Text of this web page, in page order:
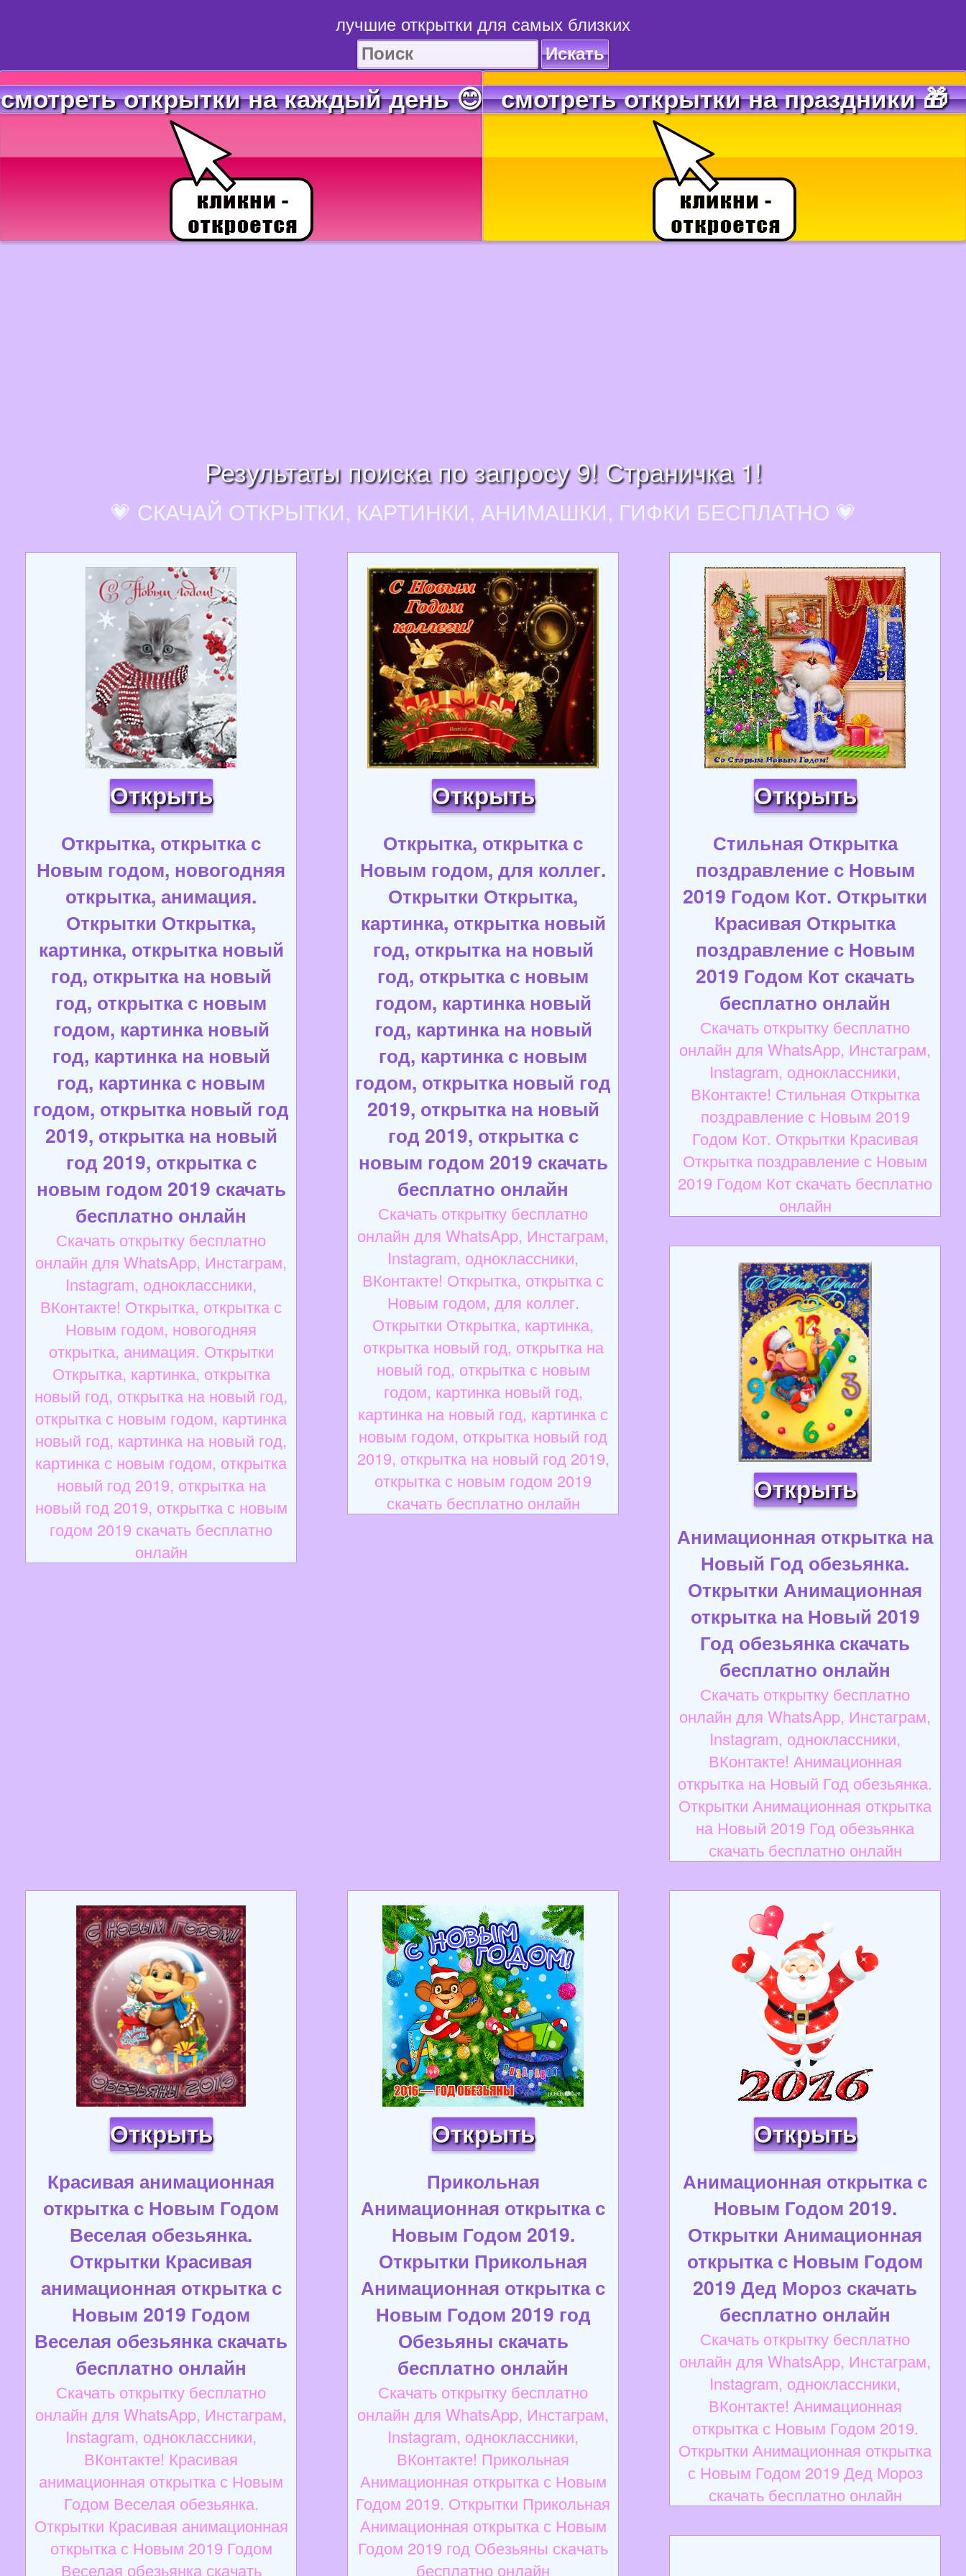
лучшие открытки для самых близких
Искать
смотреть открытки на каждый день 😊 смотреть открытки на праздники 🎁
Результаты поиска по запросу 9! Страничка 1!
💗 СКАЧАЙ ОТКРЫТКИ, КАРТИНКИ, АНИМАШКИ, ГИФКИ БЕСПЛАТНО 💗
Открыть
Открытка, открытка с
Новым годом, новогодняя
открытка, анимация.
Открытки Открытка,
картинка, открытка новый
год, открытка на новый
год, открытка с новым
годом, картинка новый
год, картинка на новый
год, картинка с новым
годом, открытка новый год
2019, открытка на новый
год 2019, открытка с
новым годом 2019 скачать
бесплатно онлайн
Скачать открытку бесплатно
онлайн для WhatsApp, Инстаграм,
Instagram, одноклассники,
ВКонтакте! Открытка, открытка с
Новым годом, новогодняя
открытка, анимация. Открытки
Открытка, картинка, открытка
новый год, открытка на новый год,
открытка с новым годом, картинка
новый год, картинка на новый год,
картинка с новым годом, открытка
новый год 2019, открытка на
новый год 2019, открытка с новым
годом 2019 скачать бесплатно
онлайн
Открыть
Открытка, открытка с
Новым годом, для коллег.
Открытки Открытка,
картинка, открытка новый
год, открытка на новый
год, открытка с новым
годом, картинка новый
год, картинка на новый
год, картинка с новым
годом, открытка новый год
2019, открытка на новый
год 2019, открытка с
новым годом 2019 скачать
бесплатно онлайн
Скачать открытку бесплатно
онлайн для WhatsApp, Инстаграм,
Instagram, одноклассники,
ВКонтакте! Открытка, открытка с
Новым годом, для коллег.
Открытки Открытка, картинка,
открытка новый год, открытка на
новый год, открытка с новым
годом, картинка новый год,
картинка на новый год, картинка с
новым годом, открытка новый год
2019, открытка на новый год 2019,
открытка с новым годом 2019
скачать бесплатно онлайн
Открыть
Стильная Открытка
поздравление с Новым
2019 Годом Кот. Открытки
Красивая Открытка
поздравление с Новым
2019 Годом Кот скачать
бесплатно онлайн
Скачать открытку бесплатно
онлайн для WhatsApp, Инстаграм,
Instagram, одноклассники,
ВКонтакте! Стильная Открытка
поздравление с Новым 2019
Годом Кот. Открытки Красивая
Открытка поздравление с Новым
2019 Годом Кот скачать бесплатно
онлайн
Открыть
Анимационная открытка на
Новый Год обезьянка.
Открытки Анимационная
открытка на Новый 2019
Год обезьянка скачать
бесплатно онлайн
Скачать открытку бесплатно
онлайн для WhatsApp, Инстаграм,
Instagram, одноклассники,
ВКонтакте! Анимационная
открытка на Новый Год обезьянка.
Открытки Анимационная открытка
на Новый 2019 Год обезьянка
скачать бесплатно онлайн
Открыть
Красивая анимационная
открытка с Новым Годом
Веселая обезьянка.
Открытки Красивая
анимационная открытка с
Новым 2019 Годом
Веселая обезьянка скачать
бесплатно онлайн
Скачать открытку бесплатно
онлайн для WhatsApp, Инстаграм,
Instagram, одноклассники,
ВКонтакте! Красивая
анимационная открытка с Новым
Годом Веселая обезьянка.
Открытки Красивая анимационная
открытка с Новым 2019 Годом
Веселая обезьянка скачать
Открыть
Прикольная
Анимационная открытка с
Новым Годом 2019.
Открытки Прикольная
Анимационная открытка с
Новым Годом 2019 год
Обезьяны скачать
бесплатно онлайн
Скачать открытку бесплатно
онлайн для WhatsApp, Инстаграм,
Instagram, одноклассники,
ВКонтакте! Прикольная
Анимационная открытка с Новым
Годом 2019. Открытки Прикольная
Анимационная открытка с Новым
Годом 2019 год Обезьяны скачать
бесплатно онлайн
Открыть
Анимационная открытка с
Новым Годом 2019.
Открытки Анимационная
открытка с Новым Годом
2019 Дед Мороз скачать
бесплатно онлайн
Скачать открытку бесплатно
онлайн для WhatsApp, Инстаграм,
Instagram, одноклассники,
ВКонтакте! Анимационная
открытка с Новым Годом 2019.
Открытки Анимационная открытка
с Новым Годом 2019 Дед Мороз
скачать бесплатно онлайн